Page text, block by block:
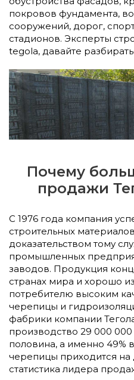
покровов фундамента,
сооружений, дорог,
стадионов. Эксперты
tegola, давайте
Почему
продажи
С 1976 года компания
строительных
доказательством тому
промышленных
заводов. Продукция
странах мира и хорошо
потребителю высоким
черепицы и
фабрики компании
производство 29 000
половина, а именно 49%
черепицы приходится на
статистика лидера